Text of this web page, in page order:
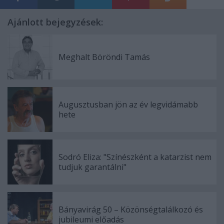
Ajánlott bejegyzések:
Meghalt Böröndi Tamás
Augusztusban jön az év legvidámabb
hete
Sodró Eliza: "Színészként a katarzist nem
tudjuk garantálni"
Bányavirág 50 – Közönségtalálkozó és
jubileumi előadás